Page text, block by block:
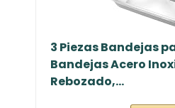
3 Piezas Bandejas
Bandejas Acero
Rebozado,...